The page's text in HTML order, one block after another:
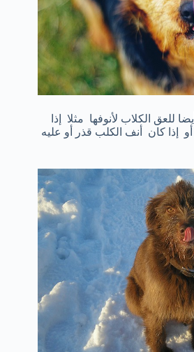
للعق الكلاب لأنوفها مثلا
إذا
أو إذا كان أنف الكلب قذر أو عليه